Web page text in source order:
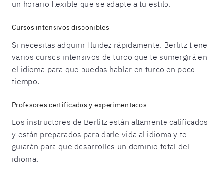
un horario flexible que se adapte a tu estilo.
Cursos intensivos disponibles
Si necesitas adquirir fluidez rápidamente, Berlitz tiene
varios cursos intensivos de turco que te sumergirá en
el idioma para que puedas hablar en turco en poco
tiempo.
Profesores certificados y experimentados
Los instructores de Berlitz están altamente calificados
y están preparados para darle vida al idioma y te
guiarán para que desarrolles un dominio total del
idioma.